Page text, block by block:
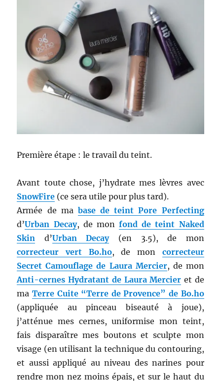
Première étape : le travail du teint.
Avant toute chose, j’hydrate mes lèvres avec
SnowFire (ce sera utile pour plus tard).
Armée de ma base de teint Pore Perfecting
d’Urban Decay, de monfond de teint Naked
Skin d’Urban Decay(en 3.5), de mon
correcteur vert Bo.ho, de mon correcteur
Secret Camouflage de Laura Mercier, de mon
Anti-cernes Hydratant de Laura Mercier et de
maTerre Cuite “Terre de Provence” de Bo.ho
(appliquée au pinceau biseauté à joue),
j’atténue mes cernes, uniformise mon teint,
fais disparaître mes boutons et sculpte mon
visage (en utilisant la technique du contouring,
et aussi appliqué au niveau des narines pour
rendre mon nez moins épais, et sur le haut du